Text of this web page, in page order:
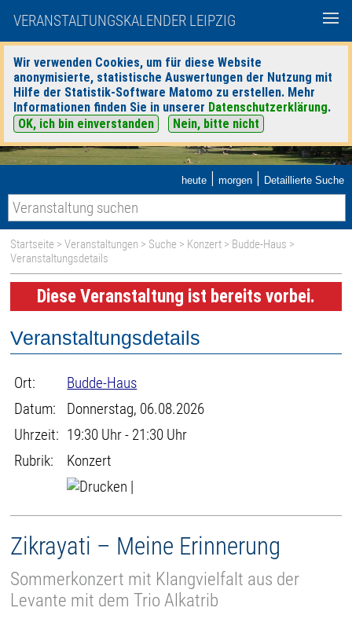
VERANSTALTUNGSKALENDER LEIPZIG
Wir verwenden Cookies, um für diese Website
anonymisierte, statistische Auswertungen der Nutzung mit
Hilfe der Statistik-Software Matomo zu erstellen. Mehr
Informationen finden Sie in unserer Datenschutzerklärung.
OK, ich bin einverstanden
Nein, bitte nicht
heute | morgen | Detaillierte Suche
Startseite >Veranstaltungen > Suche > Konzert > Budde-Haus >
Veranstaltungsdetails
Diese Veranstaltung ist bereits vorbei.
Veranstaltungsdetails
Ort:
Budde-Haus
Datum:
Donnerstag, 06.08.2026
Uhrzeit: 19:30 Uhr - 21:30 Uhr
Rubrik:
Konzert
|
Zikrayati – Meine Erinnerung
Sommerkonzert mit Klangvielfalt aus der
Levante mit dem Trio Alkatrib